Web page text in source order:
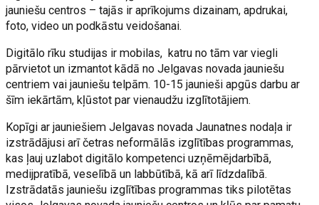
jauniešu centros – tajās ir aprīkojums dizainam, apdrukai,
foto, video un podkāstu veidošanai.
Digitālo rīku studijas ir mobilas, katru no tām var viegli
pārvietot un izmantot kādā no Jelgavas novada jauniešu
centriem vai jauniešu telpām. 10-15 jaunieši apgūs darbu ar
šīm iekārtām, kļūstot par vienaudžu izglītotājiem.
Kopīgi ar jauniešiem Jelgavas novada Jaunatnes nodaļa ir
izstrādājusi arī četras neformālās izglītības programmas,
kas ļauj uzlabot digitālo kompetenci uzņēmējdarbībā,
medijpratībā, veselībā un labbūtībā, kā arī līdzdalībā.
Izstrādatās jauniešu izglītības programmas tiks pilotētas